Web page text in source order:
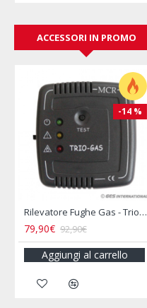
ACCESSORI IN PROMO
-14 %
Rilevatore Fughe Gas - Triogas Mcr
79,90€ 92,90€
Aggiungi al carrello